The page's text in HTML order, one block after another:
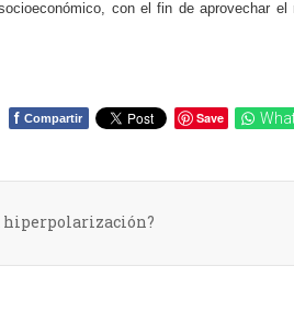
con el fin de aprovechar el
f Compartir Save
hiperpolarización?